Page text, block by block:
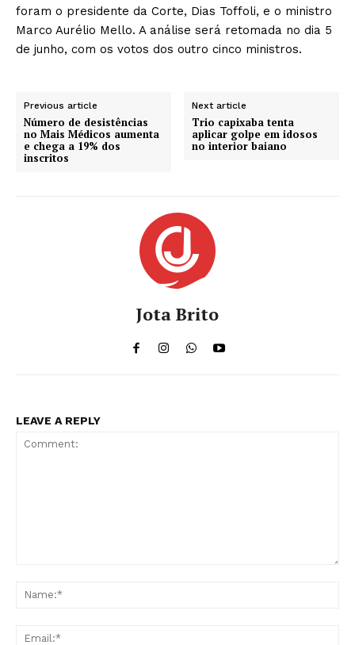
foram o presidente da Corte, Dias Toffoli, e o ministro
Marco Aurélio Mello. A análise será retomada no dia 5
de junho, com os votos dos outro cinco ministros.
Previous article
Número de desistências
no Mais Médicos aumenta
e chega a 19% dos
inscritos
Next article
Trio capixaba tenta
aplicar golpe em idosos
no interior baiano
Jota Brito
LEAVE A REPLY